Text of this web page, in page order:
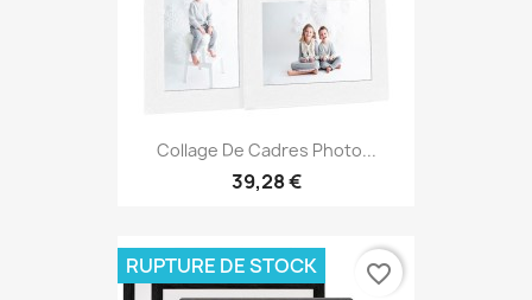
Collage De Cadres Photo...
39,28 €
RUPTURE DE STOCK favorite_border